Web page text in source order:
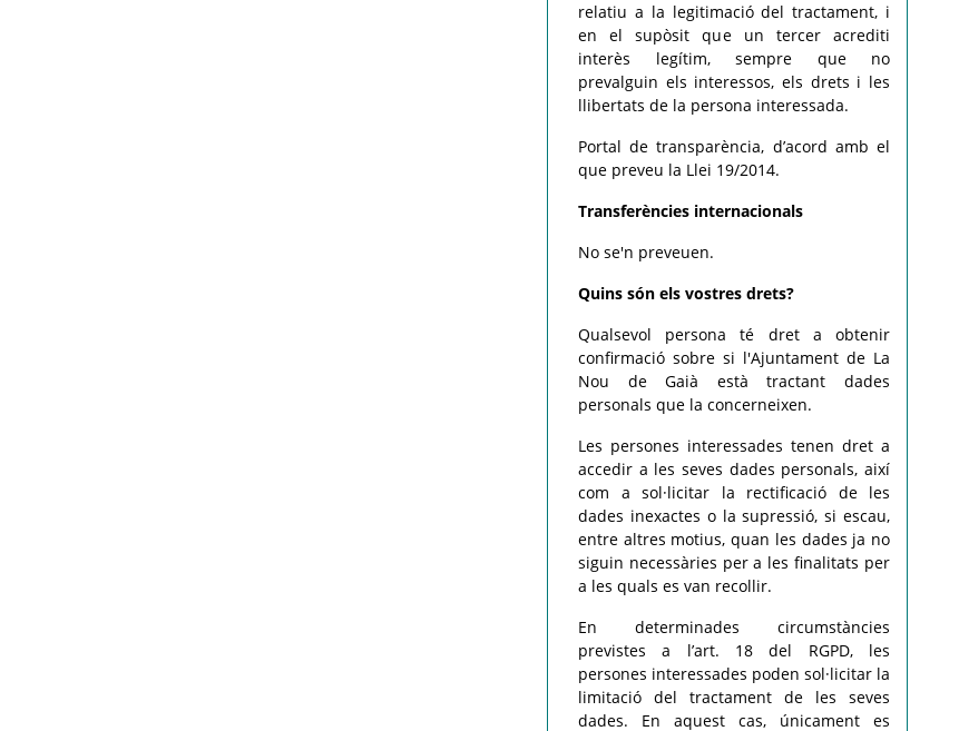
relatiu a la legitimació del tractament, i
en el supòsit que un tercer acrediti
interès legítim, sempre que no
prevalguin els interessos, els drets i les
llibertats de la persona interessada.
Portal de transparència, d’acord amb el
que preveu la Llei 19/2014.
Transferències internacionals
No se'n preveuen.
Quins són els vostres drets?
Qualsevol persona té dret a obtenir
confirmació sobre si l'Ajuntament de La
Nou de Gaià està tractant dades
personals que la concerneixen.
Les persones interessades tenen dret a
accedir a les seves dades personals, així
com a sol·licitar la rectificació de les
dades inexactes o la supressió, si escau,
entre altres motius, quan les dades ja no
siguin necessàries per a les finalitats per
a les quals es van recollir.
En determinades circumstàncies
previstes a l’art. 18 del RGPD, les
persones interessades poden sol·licitar la
limitació del tractament de les seves
dades. En aquest cas, únicament es